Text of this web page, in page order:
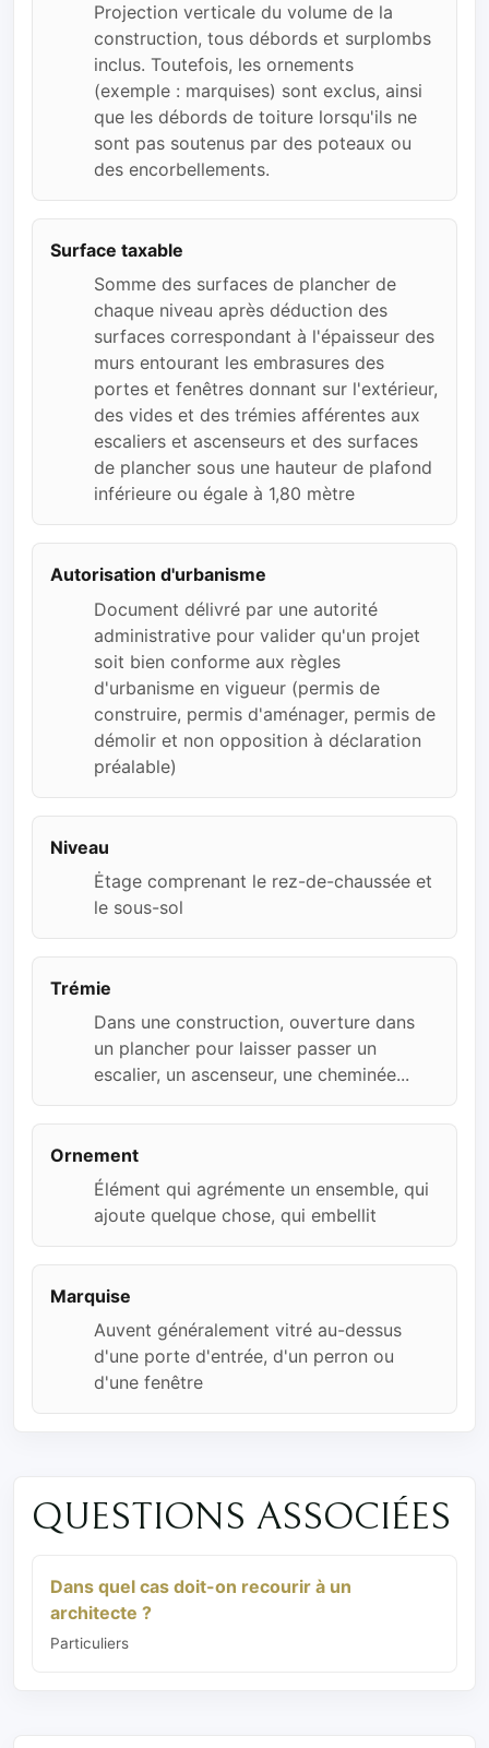
Projection verticale du volume de la
construction, tous débords et surplombs
inclus. Toutefois, les ornements
(exemple : marquises) sont exclus, ainsi
que les débords de toiture lorsqu'ils ne
sont pas soutenus par des poteaux ou
des encorbellements.
Surface taxable
Somme des surfaces de plancher de
chaque niveau après déduction des
surfaces correspondant à l'épaisseur des
murs entourant les embrasures des
portes et fenêtres donnant sur l'extérieur,
des vides et des trémies afférentes aux
escaliers et ascenseurs et des surfaces
de plancher sous une hauteur de plafond
inférieure ou égale à 1,80 mètre
Autorisation d'urbanisme
Document délivré par une autorité
administrative pour valider qu'un projet
soit bien conforme aux règles
d'urbanisme en vigueur (permis de
construire, permis d'aménager, permis de
démolir et non opposition à déclaration
préalable)
Niveau
Ėtage comprenant le rez-de-chaussée et
le sous-sol
Trémie
Dans une construction, ouverture dans
un plancher pour laisser passer un
escalier, un ascenseur, une cheminée...
Ornement
Élément qui agrémente un ensemble, qui
ajoute quelque chose, qui embellit
Marquise
Auvent généralement vitré au-dessus
d'une porte d'entrée, d'un perron ou
d'une fenêtre
QUESTIONS ASSOCIÉES
Dans quel cas doit-on recourir à un
architecte ?
Particuliers